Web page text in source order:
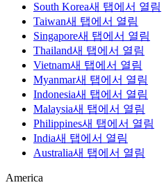
South Korea새 탭에서 열림
Taiwan새 탭에서 열림
Singapore새 탭에서 열림
Thailand새 탭에서 열림
Vietnam새 탭에서 열림
Myanmar새 탭에서 열림
Indonesia새 탭에서 열림
Malaysia새 탭에서 열림
Philippines새 탭에서 열림
India새 탭에서 열림
Australia새 탭에서 열림
America